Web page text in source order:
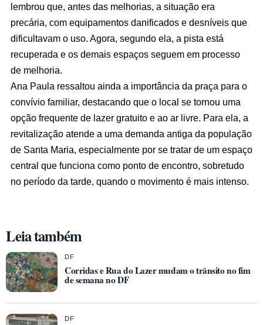
lembrou que, antes das melhorias, a situação era
precária, com equipamentos danificados e desníveis que
dificultavam o uso. Agora, segundo ela, a pista está
recuperada e os demais espaços seguem em processo
de melhoria.
Ana Paula ressaltou ainda a importância da praça para o
convívio familiar, destacando que o local se tornou uma
opção frequente de lazer gratuito e ao ar livre. Para ela, a
revitalização atende a uma demanda antiga da população
de Santa Maria, especialmente por se tratar de um espaço
central que funciona como ponto de encontro, sobretudo
no período da tarde, quando o movimento é mais intenso.
Leia também
DF
Corridas e Rua do Lazer mudam o trânsito no fim
de semana no DF
DF